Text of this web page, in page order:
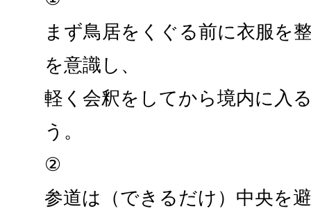
まず鳥居をくぐる前に衣服を
を意識し、
軽く会釈をしてから境内に入
う。
②
参道は（できるだけ）中央を